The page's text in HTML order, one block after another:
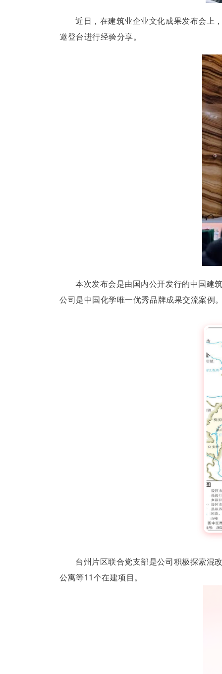
近日，在建筑业企业文化成果发布会上
邀登台进行经验分享。
本次发布会是由国内公开发行的中国建
公司是中国化学唯一优秀品牌成果交流案例
台州片区联合党支部是公司积极探索混
公寓等11个在建项目。